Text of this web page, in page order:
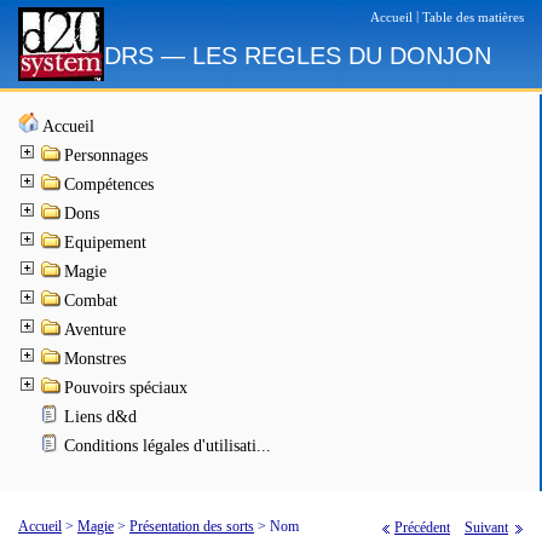
Accueil Table des matières
DRS — LES REGLES DU DONJON
Accueil
Personnages
Compétences
Dons
Equipement
Magie
Combat
Aventure
Monstres
Pouvoirs spéciaux
Liens d&d
Conditions légales d'utilisati...
Accueil > Magie > Présentation des sorts > Nom Précédent Suivant